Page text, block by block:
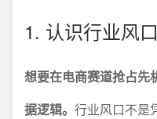
1. 认识行业风
想要在电商赛道抢占先
据逻辑。 行业风口不是